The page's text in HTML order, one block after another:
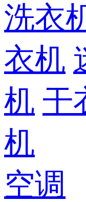
洗衣
衣机
机 干
机
空调